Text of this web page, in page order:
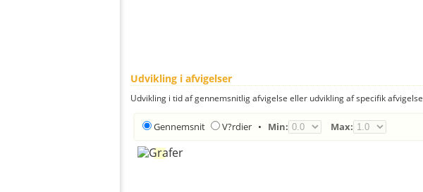
Udvikling i afvigelser
Udvikling i tid af gennemsnitlig afvigelse eller udvikling af specifik afvigelse
Gennemsnit V?rdier • Min: Max: